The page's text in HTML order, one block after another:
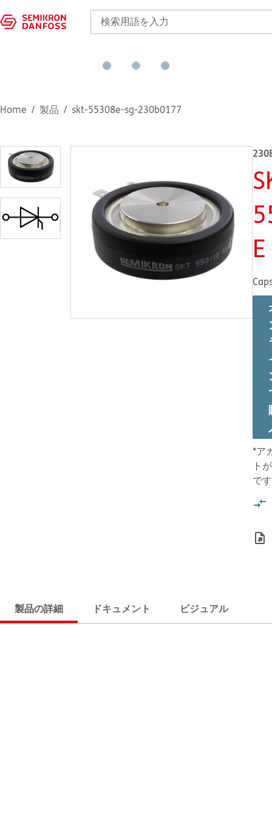
Home 製品 skt-55308e-sg-230b0177
*ア
ト
です
製品の詳細 ドキュメント ビジュアル